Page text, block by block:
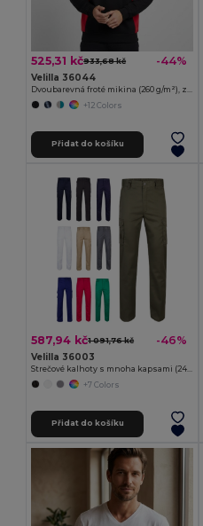
525,31 kč933,68 kč -44%
Velilla 36044
+12 Colors
Přidat do košíku
587,94 kč1 091,76 kč -46%
Velilla 36003
+7 Colors
Přidat do košíku